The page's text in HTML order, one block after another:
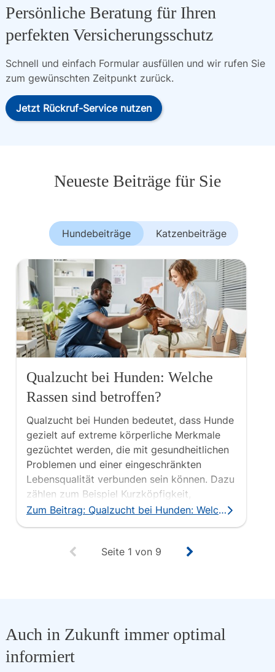
Persönliche Beratung für Ihren
perfekten Versicherungsschutz
Schnell und einfach Formular ausfüllen und wir rufen Sie
zum gewünschten Zeitpunkt zurück.
Jetzt Rückruf-Service nutzen
Neueste Beiträge für Sie
Hundebeiträge Katzenbeiträge
Qualzucht bei Hunden: Welche
Rassen sind betroffen?
Qualzucht bei Hunden bedeutet, dass Hunde
gezielt auf extreme körperliche Merkmale
gezüchtet werden, die mit gesundheitlichen
Problemen und einer eingeschränkten
Lebensqualität verbunden sein können. Dazu
zählen zum Beispiel Kurzköpfigkeit,
ausgeprägte Hautfalten, Zwergwuchs oderZum Beitrag: Qualzucht bei Hunden: Welche Rassen sind betroffen?
Seite 1 von 9
Auch in Zukunft immer optimal
informiert